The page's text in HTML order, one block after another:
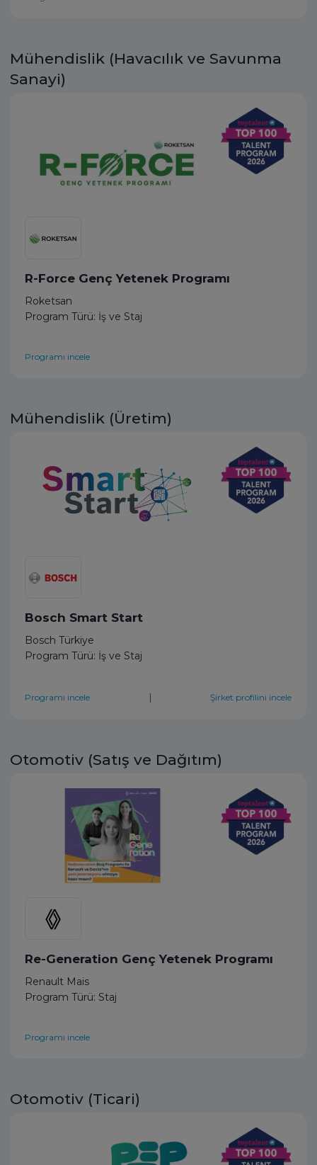
Mühendislik (Havacılık ve Savunma
Sanayi)
R-Force Genç Yetenek Programı
Roketsan
Program Türü: İş ve Staj
Programı incele
Mühendislik (Üretim)
Bosch Smart Start
Bosch Türkiye
Program Türü: İş ve Staj
Programı incele | Şirket profilini incele
Otomotiv (Satış ve Dağıtım)
Re-Generation Genç Yetenek Programı
Renault Mais
Program Türü: Staj
Programı incele
Otomotiv (Ticari)